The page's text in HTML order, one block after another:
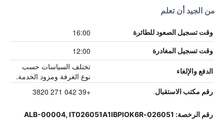
من الجيد أن تعلم
وقت تسجيل الصعود للطائرة 16:00
وقت تسجيل المغادرة 12:00
الدفع والإلغاء
تختلف السياسات حسب
نوع الغرفة ومزود الخدمة.
رقم مكتب الاستقبال +39 042 271 3820
رقم الرخصة: 026051-ALB-00004, IT026051A1IBPIOK6R